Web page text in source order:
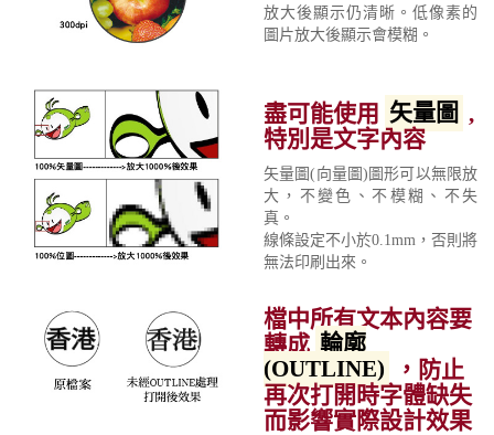
放大後顯示仍清晰。低像素的
圖片放大後顯示會模糊。
盡可能使用 矢量圖 ,
特別是文字內容
矢量圖(向量圖)圖形可以無限放
大，不變色、不模糊、不失
真。
線條設定不小於0.1mm，否則將
無法印刷出來。
檔中所有文本內容要
轉成 輪廓
(OUTLINE)
，防止
再次打開時字體缺失
而影響實際設計效果